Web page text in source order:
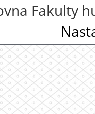
Fakulty